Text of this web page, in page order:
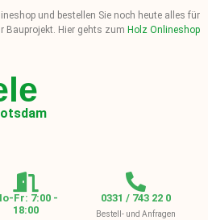
und bestellen Sie noch heute alles für
Bauprojekt. Hier gehts zum Holz Onlineshop
Fr: 7:00 -
18:00
0331 / 743 22 0
Bestell- und Anfragen